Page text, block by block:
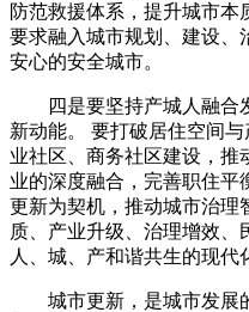
防范救援体系，提升城市本
要求融入城市规划、建设、
安心的安全城市。
四是要坚持产城人融合
新动能。 要打破居住空间
业社区、商务社区建设，推
业的深度融合，完善职住平
更新为契机，推动城市治理
质、产业升级、治理增效
人、城、产和谐共生的现代
城市更新，是城市发展